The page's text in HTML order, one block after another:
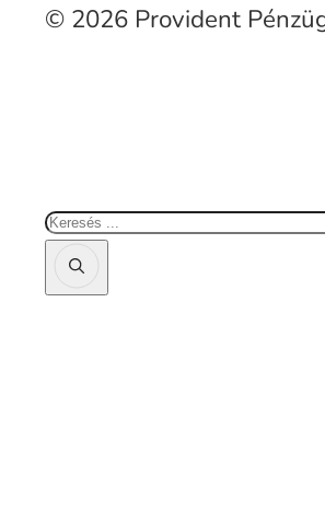
© 2026 Provident
Keresés